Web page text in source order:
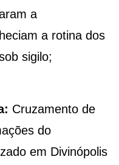
a
a rotina dos
sigilo;
Cruzamento de
do
em Divinópolis